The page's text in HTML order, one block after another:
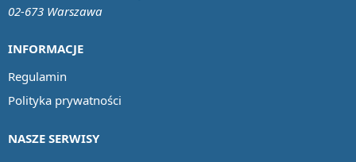
INFORMACJE
Regulamin
Polityka prywatności
NASZE SERWISY
02-673 Warszawa